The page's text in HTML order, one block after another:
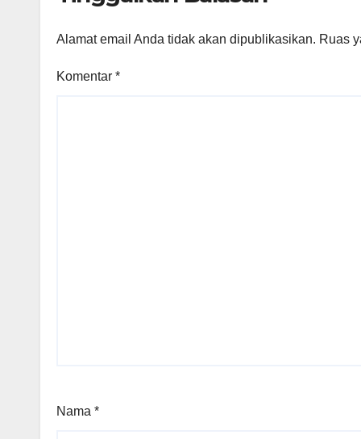
Alamat email Anda tidak akan dipublikasikan. Ruas
Komentar *
Nama *